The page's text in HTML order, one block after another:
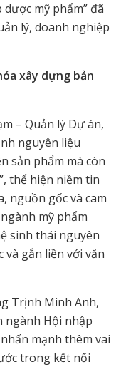
mỹ phẩm” đã
lý, doanh nghiệp
xây dựng bản
– Quản lý Dự án,
nguyên liệu
sản phẩm mà còn
thể hiện niềm tin
nguồn gốc và cam
mỹ phẩm
sinh thái nguyên
và gắn liền với văn
Trịnh Minh Anh,
ngành Hội nhập
mạnh thêm vai
trong kết nối